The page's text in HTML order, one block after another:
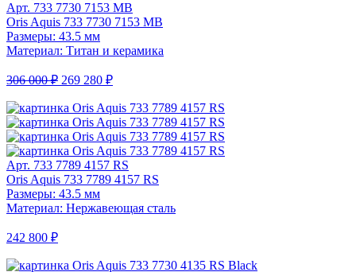
Арт. 733 7730 7153 MB
Oris Aquis 733 7730 7153 MB
Размеры: 43.5 мм
Материал: Титан и керамика
306 000 ₽ 269 280 ₽
Арт. 733 7789 4157 RS
Oris Aquis 733 7789 4157 RS
Размеры: 43.5 мм
Материал: Нержавеющая сталь
242 800 ₽